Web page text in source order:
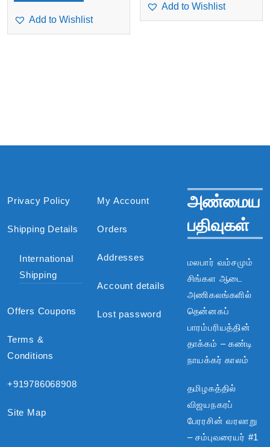
Add to Wishlist
Add to Wishlist
Privacy Policy
Shipping Details
International
Shipping
Offers Coupons
Terms &
Conditions
+919786068908
Site Map
My Account
Orders
Addresses
Account details
Lost password
அண்மைய
பதிவுகள்
மலபார் வம்சமும்
சிங்கள ஆடை
அணிகலங்களில்
தென்னகப்
பாரம்பரியத்தின்
தாக்கம் – கண்டி
நாயக்கர் காலம்
தமிழகத்தில்
விஜயநகரப்
பேரரசின் வரலாறு
– சம்புவரையர் #1